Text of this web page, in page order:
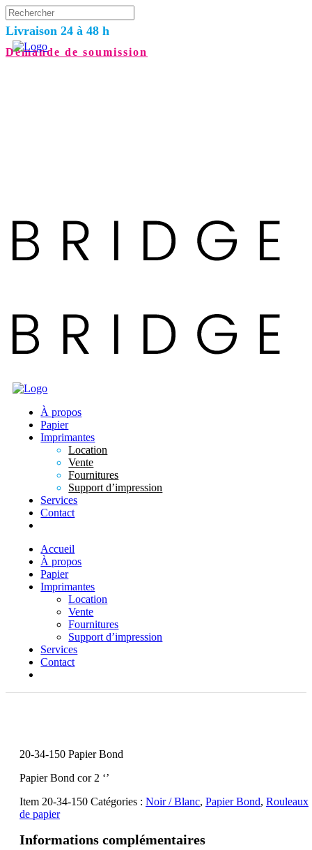
Livraison 24 à 48 h
Demande de soumission
À propos
Papier
Imprimantes
Location
Vente
Fournitures
Support d’impression
Services
Contact
Accueil
À propos
Papier
Imprimantes
Location
Vente
Fournitures
Support d’impression
Services
Contact
20-34-150 Papier Bond
Papier Bond cor 2 ‘’
Item 20-34-150 Catégories : Noir / Blanc, Papier Bond, Rouleaux
de papier
Informations complémentaires